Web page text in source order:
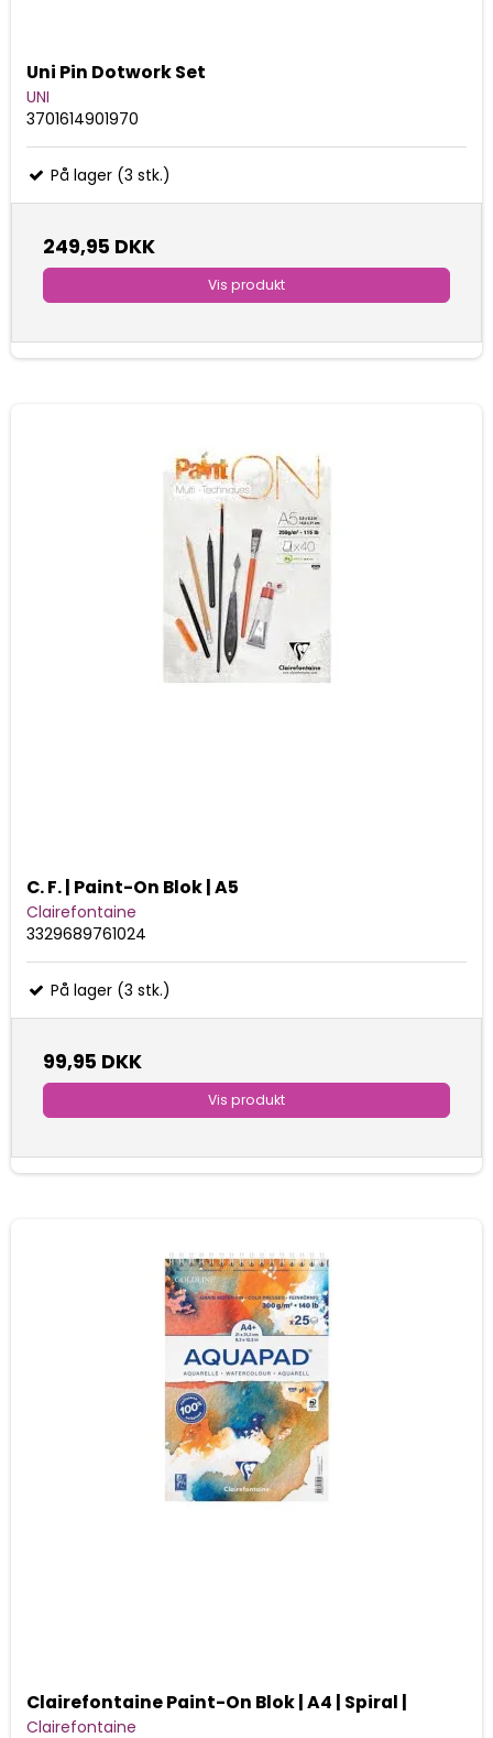
Uni Pin Dotwork Set
UNI
3701614901970
På lager (3 stk.)
249,95 DKK
Vis produkt
C. F. | Paint-On Blok | A5
Clairefontaine
3329689761024
På lager (3 stk.)
99,95 DKK
Vis produkt
Clairefontaine Paint-On Blok | A4 | Spiral |
Clairefontaine